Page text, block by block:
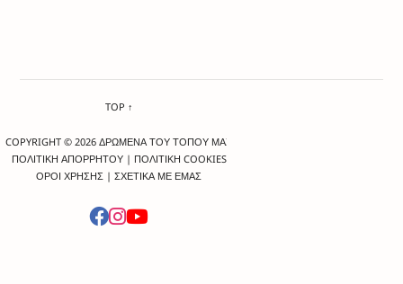
TOP ↑
COPYRIGHT © 2026 ΔΡΩΜΕΝΑ ΤΟΥ ΤΟΠΟΥ ΜΑΣ
ΠΟΛΙΤΙΚΗ ΑΠΟΡΡΗΤΟΥ| ΠΟΛΙΤΙΚΗ COOKIES
ΟΡΟΙ ΧΡΗΣΗΣ |ΣΧΕΤΙΚΑ ΜΕ ΕΜΑΣ